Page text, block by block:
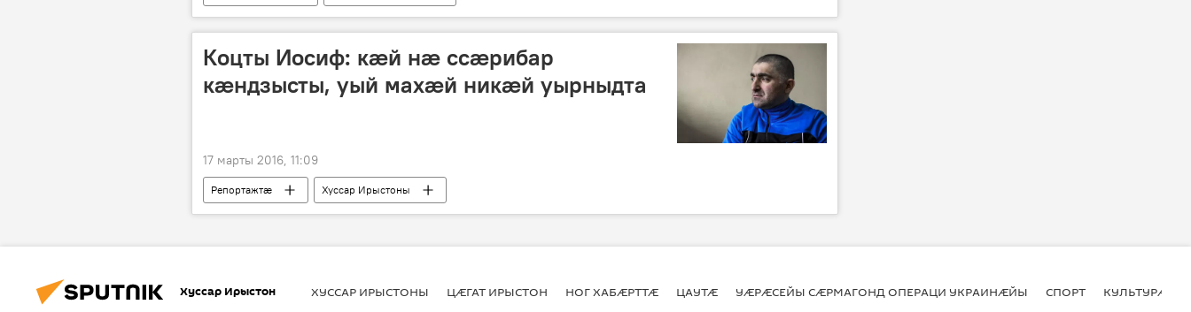
Коцты Иосиф: кӕй нӕ ссӕрибар
кӕндзысты, уый махӕй никӕй уырныдта
17 марты 2016, 11:09
Репортажтӕ
Хуссар Ирыстоны
Цыппар хуссарирыстойнаг ӕмбӕстаджы ссӕрибар сты гуырдзиаг ахӕстӕттӕй
Хуссар Ирыстон ХУССАР ИРЫСТОНЫ ЦӔГАТ ИРЫСТОН НОГ ХАБӔРТТӔ ЦАУТӔ УӔРӔСЕЙЫ СӔРМАГОНД ОПЕРАЦИ УКРАИНӔЙЫ СПОРТ КУЛЬТУРӔ